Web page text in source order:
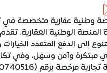
وطنية عقارية متخصصة في
المنصة الوطنية العقارية،
إلى الدفع المتعدد
مبتكرة وآمن وسهل، وفي
مرخصة برقم (1010740516).